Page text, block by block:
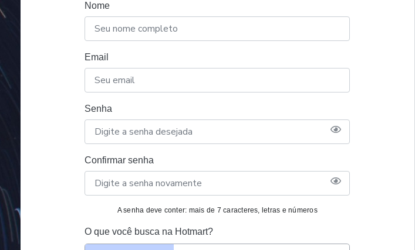
Nome
Email
Senha
Confirmar senha
A senha deve conter: mais de 7 caracteres, letras e números
O que você busca na Hotmart?